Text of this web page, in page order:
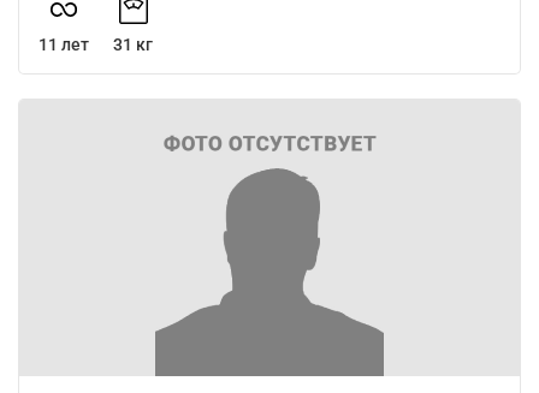
11 лет 31 кг